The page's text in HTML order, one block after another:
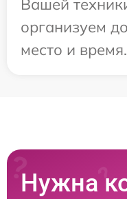
Вашей
организуем
место и время.
Нужна